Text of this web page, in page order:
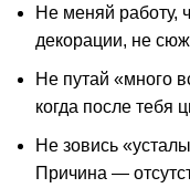
Не меняй работу,
декорации, не
Не путай «много
когда после тебя
Не зовись
Причина —